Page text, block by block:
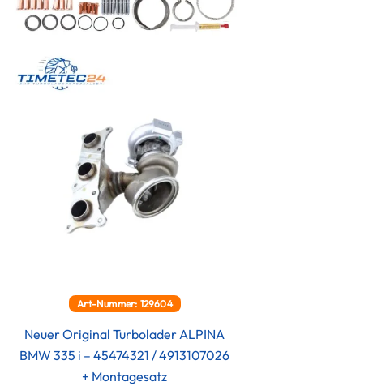
Art-Nummer: 129604
Neuer Original Turbolader ALPINA
BMW 335 i – 45474321 / 4913107026
+ Montagesatz